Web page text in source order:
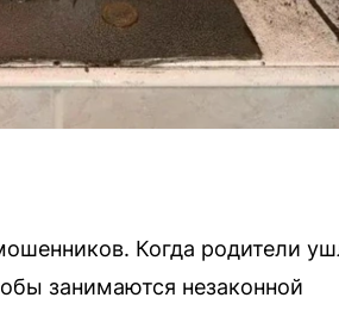
Когда родители
занимаются незаконной